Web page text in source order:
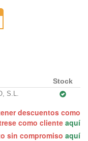
Stock
S.L.
descuentos como
como cliente aquí
sin compromiso aquí